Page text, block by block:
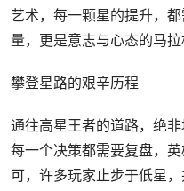
艺术，每一颗星的提升，
量，更是意志与心态的马拉
攀登星路的艰辛历程
通往高星王者的道路，绝
每一个决策都需要复盘，
可，许多玩家止步于低星